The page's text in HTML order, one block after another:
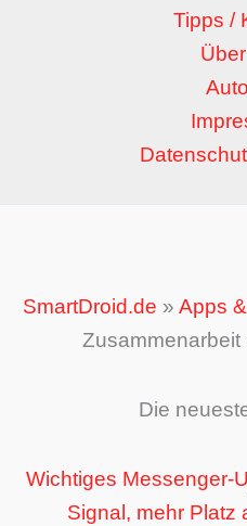
Tipps /
SmartDroid.de » Apps
Zusammenarbeit
Die
Wichtiges Messenger-
Signal, mehr Platz